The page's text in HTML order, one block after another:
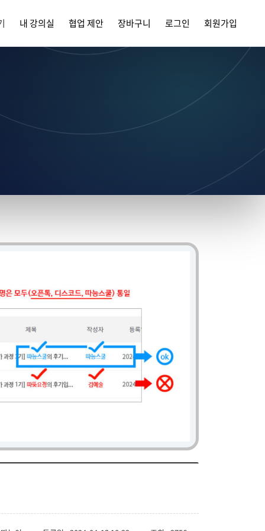
내 강의실 협업 제안 장바구니 로그인 회원가입